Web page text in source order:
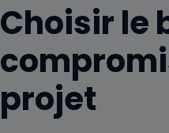
Choisir le
projet